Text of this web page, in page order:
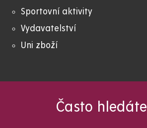
Sportovní aktivity
Vydavatelství
Uni zboží
Často hledáte